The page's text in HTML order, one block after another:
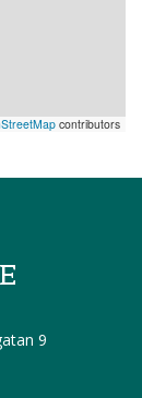
contributors
of
9